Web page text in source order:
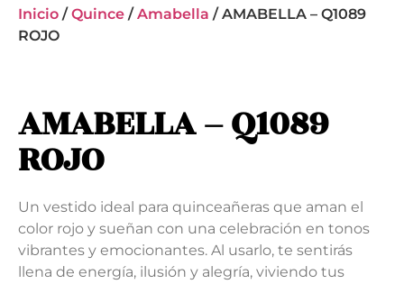
Inicio / Quince / Amabella / AMABELLA – Q1089
ROJO
AMABELLA – Q1089
ROJO
Un vestido ideal para quinceañeras que aman el
color rojo y sueñan con una celebración en tonos
vibrantes y emocionantes. Al usarlo, te sentirás
llena de energía, ilusión y alegría, viviendo tus